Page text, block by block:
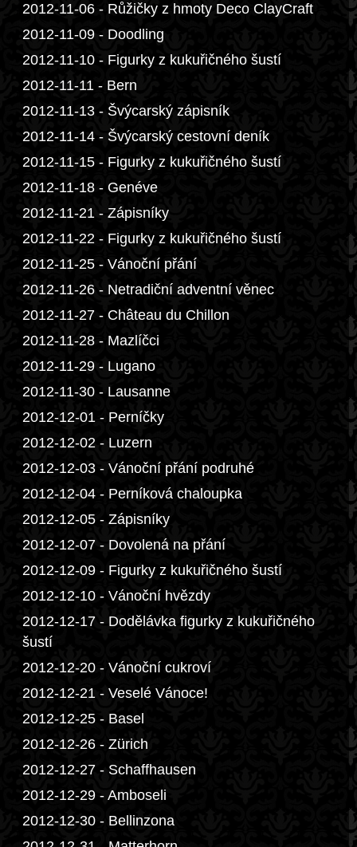
2012-11-06 - Růžičky z hmoty Deco ClayCraft
2012-11-09 - Doodling
2012-11-10 - Figurky z kukuřičného šustí
2012-11-11 - Bern
2012-11-13 - Švýcarský zápisník
2012-11-14 - Švýcarský cestovní deník
2012-11-15 - Figurky z kukuřičného šustí
2012-11-18 - Genéve
2012-11-21 - Zápisníky
2012-11-22 - Figurky z kukuřičného šustí
2012-11-25 - Vánoční přání
2012-11-26 - Netradiční adventní věnec
2012-11-27 - Château du Chillon
2012-11-28 - Mazlíčci
2012-11-29 - Lugano
2012-11-30 - Lausanne
2012-12-01 - Perníčky
2012-12-02 - Luzern
2012-12-03 - Vánoční přání podruhé
2012-12-04 - Perníková chaloupka
2012-12-05 - Zápisníky
2012-12-07 - Dovolená na přání
2012-12-09 - Figurky z kukuřičného šustí
2012-12-10 - Vánoční hvězdy
2012-12-17 - Dodělávka figurky z kukuřičného
šustí
2012-12-20 - Vánoční cukroví
2012-12-21 - Veselé Vánoce!
2012-12-25 - Basel
2012-12-26 - Zürich
2012-12-27 - Schaffhausen
2012-12-29 - Amboseli
2012-12-30 - Bellinzona